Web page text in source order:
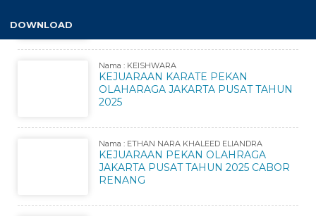
DOWNLOAD
Nama : KEISHWARA
KEJUARAAN KARATE PEKAN
OLAHARAGA JAKARTA PUSAT TAHUN
2025
Nama : ETHAN NARA KHALEED ELIANDRA
KEJUARAAN PEKAN OLAHRAGA
JAKARTA PUSAT TAHUN 2025 CABOR
RENANG